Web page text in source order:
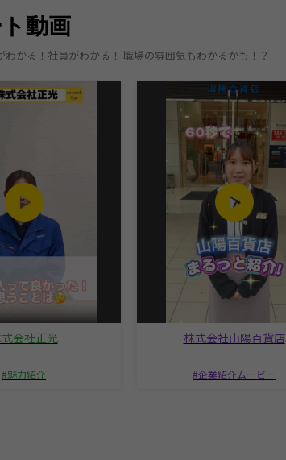
動画
わかる！社員がわかる！ 職場の雰囲気もわかるかも！？
会社正光
魅力紹介
株式会社山陽百貨店
企業紹介ムービー